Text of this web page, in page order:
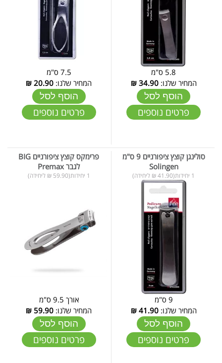
5.8 ס"מ
המחיר שלנו:34.90
₪
הוסף לסל
פרטים נוספים
7.5 ס"מ
המחיר שלנו: 20.90
₪
הוסף לסל
פרטים נוספים
סולינגן קוצץ ציפורניים 9 ס"מ
Solingen
1 יחידות(41.90 ₪ ליחידה)
9 ס"מ
המחיר שלנו:41.90
₪
הוסף לסל
פרטים נוספים
פרימקס קוצץ ציפורניים BIG
לגבר Premax
1 יחידות(59.90 ₪ ליחידה)
אורך 9.5 ס"מ
המחיר שלנו: 59.90
₪
הוסף לסל
פרטים נוספים